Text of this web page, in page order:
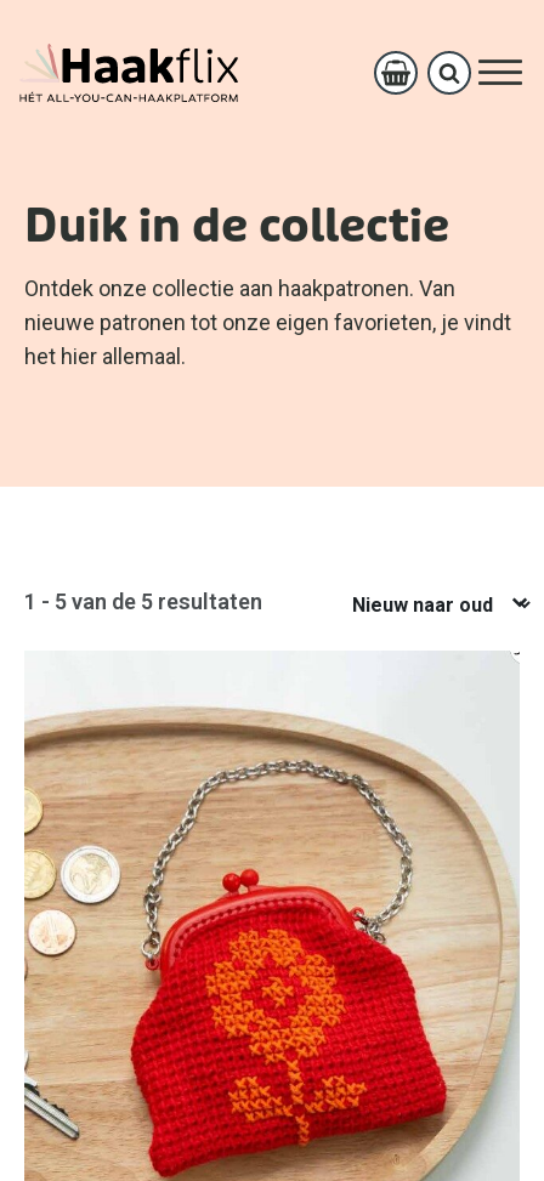
Duik in de collectie
Ontdek onze collectie aan haakpatronen. Van
nieuwe patronen tot onze eigen favorieten, je vindt
het hier allemaal.
1 - 5 van de 5 resultaten Nieuw naar oud